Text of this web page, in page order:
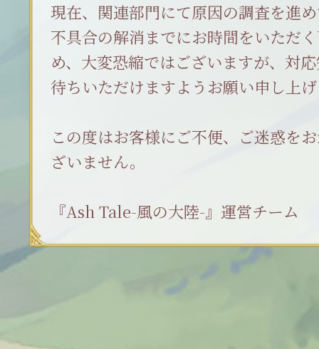
現在、関連部門にて原因の調査を進
不具合の解消までにお時間をいただ
め、大変恐縮ではございますが、対
待ちいただけますようお願い申し上
この度はお客様にご不便、ご迷惑を
ざいません。
『Ash Tale-風の大陸-』運営チーム